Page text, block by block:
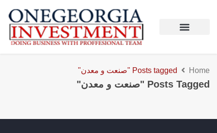
Home Posts tagged "صنعت و معدن"
Posts Tagged "صنعت و معدن"